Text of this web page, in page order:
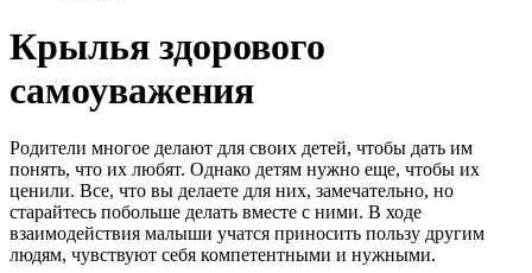
Крылья здорового
самоуважения
Родители многое делают для своих детей, чтобы дать им
понять, что их любят. Однако детям нужно еще, чтобы их
ценили. Все, что вы делаете для них, замечательно, но
старайтесь побольше делать вместе с ними. В ходе
взаимодействия малыши учатся приносить пользу другим
людям, чувствуют себя компетентными и нужными.